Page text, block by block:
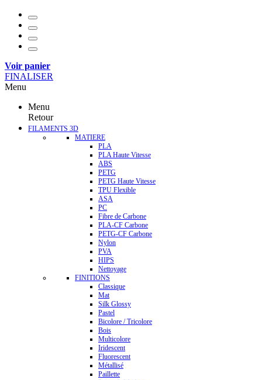
Voir panier
FINALISER
Menu
Menu
Retour
FILAMENTS 3D
MATIERE
PLA
PLA Haute Vitesse
ABS
PETG
PETG Haute Vitesse
TPU Flexible
ASA
PC
Fibre de Carbone
PLA-CF Carbone
PETG-CF Carbone
Nylon
PVA
HIPS
Nettoyage
FINITIONS
Classique
Mat
Silk Glossy
Pastel
Bicolore / Tricolore
Bois
Multicolore
Iridescent
Fluorescent
Métallisé
Paillette